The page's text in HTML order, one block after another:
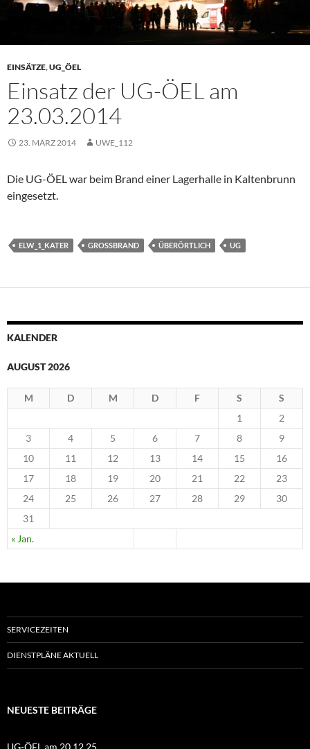
EINSÄTZE,UG_ÖEL
Einsatz der UG-ÖEL am
23.03.2014
23. MÄRZ 2014 UWE_112
Die UG-ÖEL war beim Brand einer Lagerhalle in Kaltenbrunn
eingesetzt.
ELW_1_KATER GROSSBRAND ÜBERÖRTLICH UG
KALENDER
AUGUST 2026
M D M D F S S
« Jan.
1
2
3
4 5 6 7 8
9
10
11 12 13 14 15
16
17
18 19 20 21 22
23
24
25 26 27 28 29
30
31
SERVICEZEITEN
DIENSTPLÄNE AKTUELL
NEUESTE BEITRÄGE